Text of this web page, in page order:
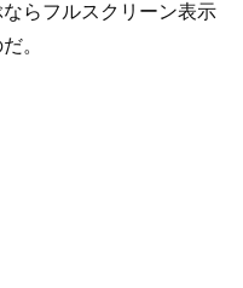
らフルスクリーン表示
。